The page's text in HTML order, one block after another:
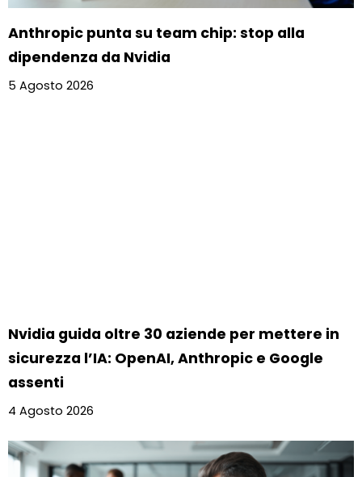
Anthropic punta su team chip: stop alla
dipendenza da Nvidia
5 Agosto 2026
Nvidia guida oltre 30 aziende per mettere in
sicurezza l’IA: OpenAI, Anthropic e Google
assenti
4 Agosto 2026